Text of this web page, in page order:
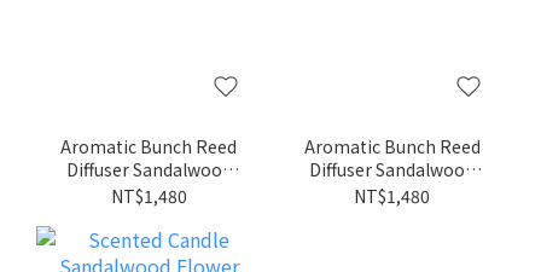
Aromatic Bunch Reed
Diffuser Sandalwood
Flower 100ML
NT$1,480
Aromatic Bunch Reed
Diffuser Sandalwood
Flower 200ML
NT$1,480